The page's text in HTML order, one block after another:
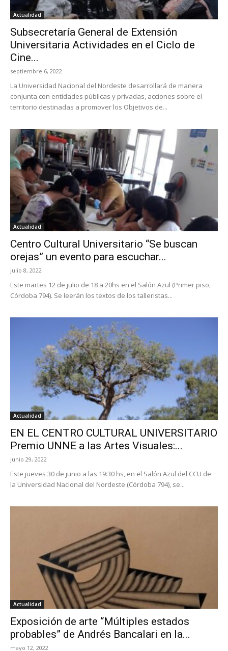
Actualidad
Subsecretaría General de Extensión
Universitaria Actividades en el Ciclo de
Cine...
septiembre 6, 2022
La Universidad Nacional del Nordeste desarrollará de manera
conjunta con entidades públicas y privadas, acciones sobre el
territorio destinadas a promover los Objetivos de...
Actualidad
Centro Cultural Universitario “Se buscan
orejas” un evento para escuchar...
julio 8, 2022
Este martes 12 de julio de 18 a 20hs en el Salón Azul (Primer piso,
Córdoba 794). Se leerán los textos de los talleristas...
Actualidad
EN EL CENTRO CULTURAL UNIVERSITARIO
Premio UNNE a las Artes Visuales:...
junio 29, 2022
Este jueves 30 de junio a las 19:30 hs, en el Salón Azul del CCU de
la Universidad Nacional del Nordeste (Córdoba 794), se...
Actualidad
Exposición de arte “Múltiples estados
probables” de Andrés Bancalari en la...
mayo 12, 2022